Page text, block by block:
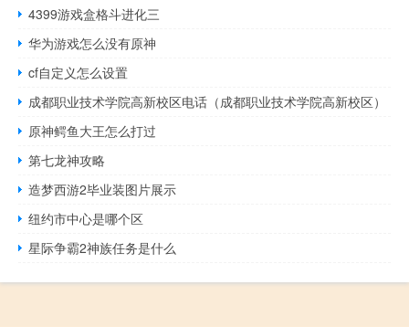
4399游戏盒格斗进化三
华为游戏怎么没有原神
cf自定义怎么设置
成都职业技术学院高新校区电话（成都职业技术学院高新校区）
原神鳄鱼大王怎么打过
第七龙神攻略
造梦西游2毕业装图片展示
纽约市中心是哪个区
星际争霸2神族任务是什么